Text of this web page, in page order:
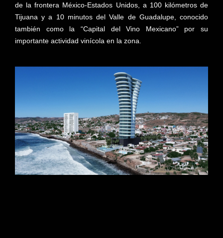
de la frontera México-Estados Unidos, a 100 kilómetros de
Tijuana y a 10 minutos del Valle de Guadalupe, conocido
también como la “Capital del Vino Mexicano” por su
importante actividad vinícola en la zona.